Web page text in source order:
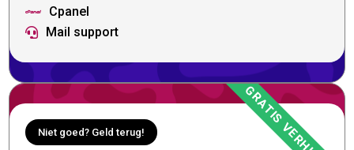
 Cpanel
 Mail support
Niet goed? Geld terug!